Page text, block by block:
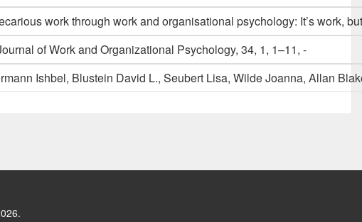
work through work and organisational psychology: It’s work,
of Work and Organizational Psychology, 34, 1, 1–11, -
Ishbel, Blustein David L., Seubert Lisa, Wilde Joanna, Allan